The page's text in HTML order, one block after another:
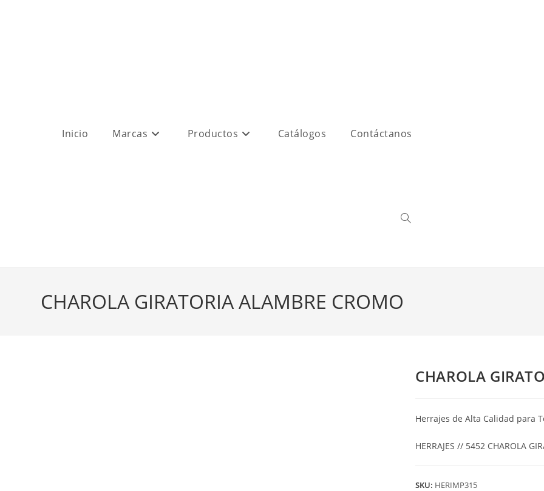
Inicio Marcas Productos Catálogos Contáctanos
CHAROLA GIRATORIA ALAMBRE CROMO
CHAROLA
Herrajes de Alta Calidad para
HERRAJES // 5452 CHAROLA
SKU: HERIMP315